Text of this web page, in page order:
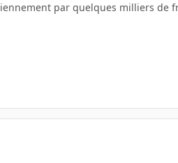
par quelques milliers de